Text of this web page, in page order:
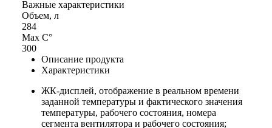
Важные характеристики
Объем, л
284
Max С°
300
Описание продукта
Характеристики
ЖК-дисплей, отображение в реальном времени
заданной температуры и фактического значения
температуры, рабочего состояния, номера
сегмента вентилятора и рабочего состояния;